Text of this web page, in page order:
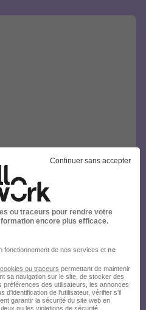
Continuer sans accepter
ou traceurs pour rendre votre
encore plus efficace.
fonctionnement de nos services et ne
ou traceurs permettant de maintenir
sa navigation sur le site, de stocker des
préférences des utilisateurs, les annonces
d'identification de l'utilisateur, vérifier s'il
garantir la sécurité du site web en
ou les violations de sécurité.